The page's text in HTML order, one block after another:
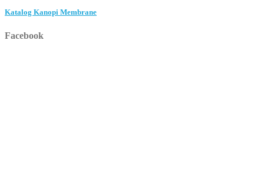
Katalog Kanopi Membrane
Facebook